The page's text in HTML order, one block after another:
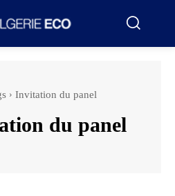
Invitation du panel
du panel